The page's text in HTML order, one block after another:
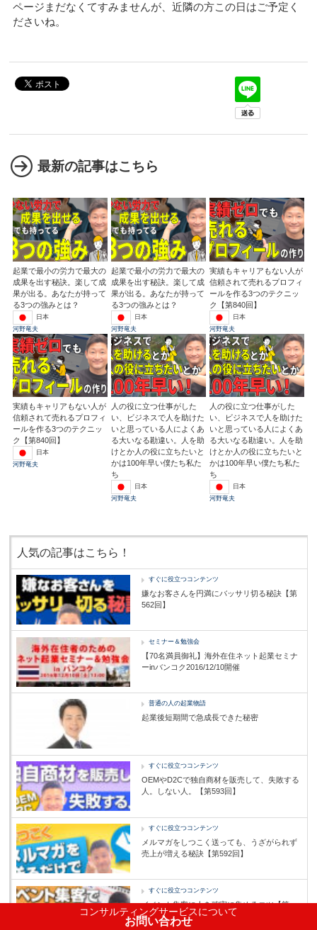
コンサルティングサービスについて
お問い合わせ
ページまだなくてすみませんが、近隣の方この日はご予定く
ださいね。
最新の記事はこちら
起業で最小の労力で最大の
成果を出す秘訣。楽して成
果が出る。あなたが持って
る3つの強みとは？
日本
河野竜夫
起業で最小の労力で最大の
成果を出す秘訣。楽して成
果が出る。あなたが持って
る3つの強みとは？
日本
河野竜夫
実績もキャリアもない人が
信頼されて売れるプロフィ
ールを作る3つのテクニッ
ク【第840回】
日本
河野竜夫
実績もキャリアもない人が
信頼されて売れるプロフィ
ールを作る3つのテクニッ
ク【第840回】
日本
河野竜夫
人の役に立つ仕事がした
い、ビジネスで人を助けた
いと思っている人によくあ
る大いなる勘違い。人を助
けとか人の役に立ちたいと
かは100年早い僕たち私た
ち
日本
河野竜夫
人の役に立つ仕事がした
い、ビジネスで人を助けた
いと思っている人によくあ
る大いなる勘違い。人を助
けとか人の役に立ちたいと
かは100年早い僕たち私た
ち
日本
河野竜夫
人気の記事はこちら！
すぐに役立つコンテンツ
嫌なお客さんを円満にバッサリ切る秘訣【第
562回】
セミナー＆勉強会
【70名満員御礼】海外在住ネット起業セミナ
ーinバンコク2016/12/10開催
普通の人の起業物語
起業後短期間で急成長できた秘密
すぐに役立つコンテンツ
OEMやD2Cで独自商材を販売して、失敗する
人。しない人。【第593回】
すぐに役立つコンテンツ
メルマガをしつこく送っても、うざがられず
売上が増える秘訣【第592回】
すぐに役立つコンテンツ
イベント集客に人を確実に集めるコツ【第
591回】